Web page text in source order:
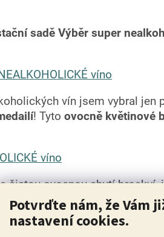
Potvrďte nám, že Vám
nastavení cookies.
sadě Výběr super
víno
vín jsem vybral jen
! Tyto ovocně květinové
víno
čistou ovocnou chutí broskví,
Perfektně vyvážené a
k popíjení. Ideální volba